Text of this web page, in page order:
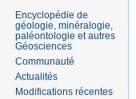
Encyclopédie de
géologie, minéralogie,
paléontologie et autres
Géosciences
Communauté
Actualités
Modifications récentes